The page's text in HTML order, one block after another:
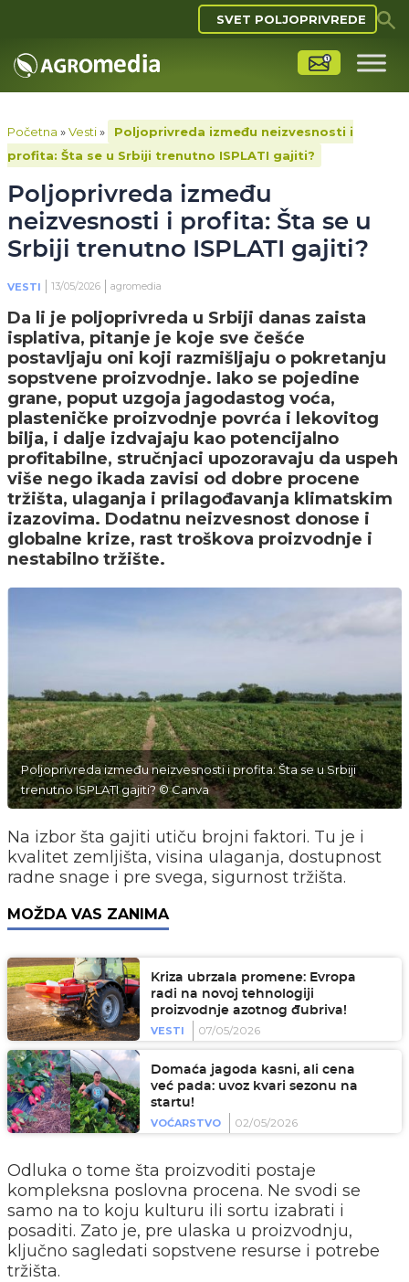
SVET POLJOPRIVREDE
Početna »Vesti»
Poljoprivreda između neizvesnosti i
profita: Šta se u Srbiji trenutno ISPLATI gajiti?
Poljoprivreda između
neizvesnosti i profita: Šta se u
Srbiji trenutno ISPLATI gajiti?
VESTI 13/05/2026 agromedia
Da li je poljoprivreda u Srbiji danas zaista
isplativa, pitanje je koje sve češće
postavljaju oni koji razmišljaju o pokretanju
sopstvene proizvodnje. Iako se pojedine
grane, poput uzgoja jagodastog voća,
plasteničke proizvodnje povrća i lekovitog
bilja, i dalje izdvajaju kao potencijalno
profitabilne, stručnjaci upozoravaju da uspeh
više nego ikada zavisi od dobre procene
tržišta, ulaganja i prilagođavanja klimatskim
izazovima. Dodatnu neizvesnost donose i
globalne krize, rast troškova proizvodnje i
nestabilno tržište.
Poljoprivreda između neizvesnosti i profita: Šta se u Srbiji
trenutno ISPLATI gajiti? © Canva
Na izbor šta gajiti utiču brojni faktori. Tu je i
kvalitet zemljišta, visina ulaganja, dostupnost
radne snage i pre svega, sigurnost tržišta.
MOŽDA VAS ZANIMA
Kriza ubrzala promene: Evropa
radi na novoj tehnologiji
proizvodnje azotnog đubriva!
VESTI
07/05/2026
Domaća jagoda kasni, ali cena
već pada: uvoz kvari sezonu na
startu!
VOĆARSTVO
02/05/2026
Odluka o tome šta proizvoditi postaje
kompleksna poslovna procena. Ne svodi se
samo na to koju kulturu ili sortu izabrati i
posaditi. Zato je, pre ulaska u proizvodnju,
ključno sagledati sopstvene resurse i potrebe
tržišta.